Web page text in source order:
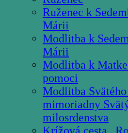
Ruženec k
Márii
Modlitba k
Márii
Modlitba k
pomoci
Modlitba
mimoriadny
milosrdenstva